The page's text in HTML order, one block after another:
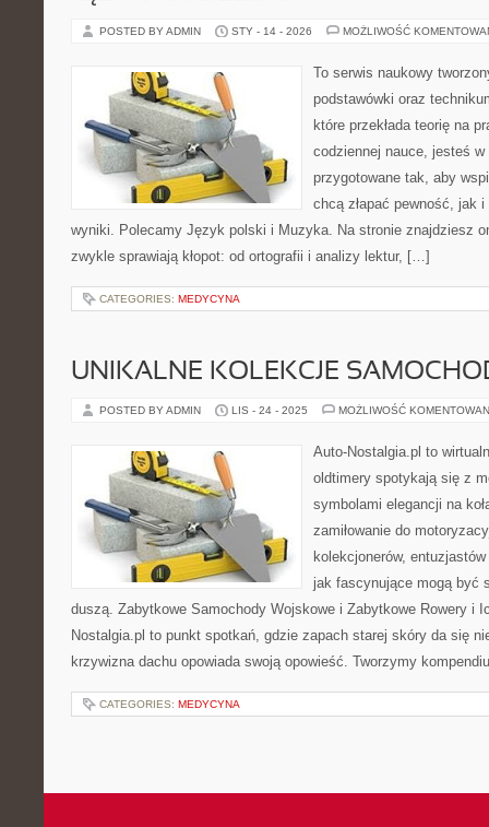
POSTED BY ADMIN STY - 14 - 2026 MOŻLIWOŚĆ
To serwis naukowy
podstawówki oraz
które przekłada teorię na
codziennej nauce, jesteś
przygotowane tak, aby
chcą złapać pewność, jak
wyniki. Polecamy Język polski i Muzyka. Na stronie znajdziesz
zwykle sprawiają kłopot: od ortografii i analizy lektur, […]
CATEGORIES: MEDYCYNA
UNIKALNE KOLEKCJE
POSTED BY ADMIN LIS - 24 - 2025 MOŻLIWOŚĆ
Auto-Nostalgia.pl to
oldtimery spotykają się z
symbolami elegancji na
zamiłowanie do
kolekcjonerów,
jak fascynujące mogą być
duszą. Zabytkowe Samochody Wojskowe i Zabytkowe Rowery i
Nostalgia.pl to punkt spotkań, gdzie zapach starej skóry da się
krzywizna dachu opowiada swoją opowieść. Tworzymy
CATEGORIES: MEDYCYNA